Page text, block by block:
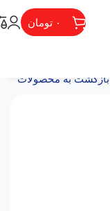
۰ تومان
بازگشت به محصولات